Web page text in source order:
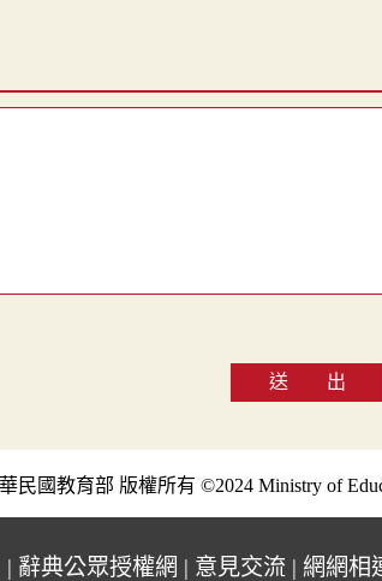
送 出
民國教育部 版權所有 ©2024 Ministry of
| 辭典公眾授權網 | 意見交流 | 網網相